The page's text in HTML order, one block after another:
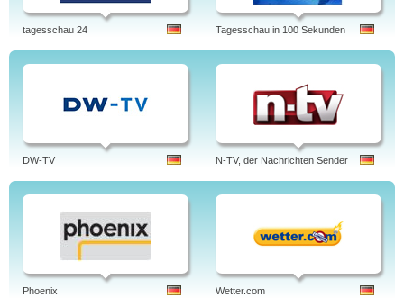
tagesschau 24 Tagesschau in 100 Sekunden
DW-TV N-TV, der Nachrichten Sender
Phoenix Wetter.com